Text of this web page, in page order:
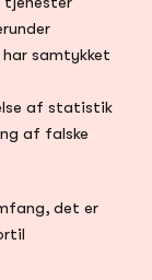
samtykket
af statistik
af falske
det er